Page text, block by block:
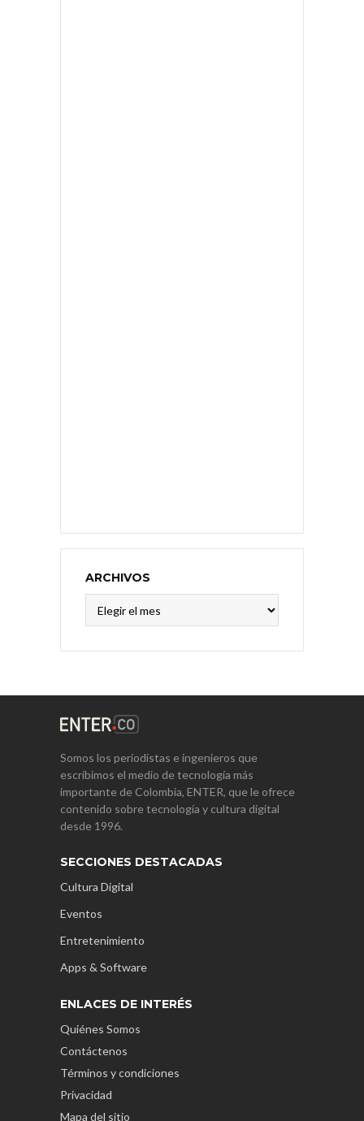
ARCHIVOS
Somos los periodistas e ingenieros que
escribimos el medio de tecnología más
importante de Colombia, ENTER, que le ofrece
contenido sobre tecnología y cultura digital
desde 1996.
SECCIONES DESTACADAS
Cultura Digital
Eventos
Entretenimiento
Apps & Software
ENLACES DE INTERÉS
Quiénes Somos
Contáctenos
Términos y condiciones
Privacidad
Mapa del sitio